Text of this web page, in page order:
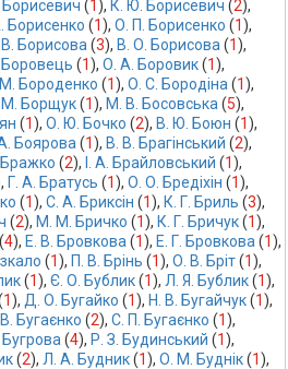
Борисевич (1), К. Ю. Борисевич (2),
Борисенко (1), О. П. Борисенко (1),
Борисова (3), В. О. Борисова (1),
Боровець (1), О. А. Боровик (1),
Бороденко (1), О. С. Бородіна (1),
М. Борщук (1), М. В. Босовська (5),
(1), О. Ю. Бочко (2), В. Ю. Боюн (1),
Боярова (1), В. В. Брагінський (2),
(2), І. А. Брайловський (1),
Г. А. Братусь (1), О. О. Бредіхін (1),
(1), С. А. Бриксін (1), К. Г. Бриль (3),
(2), М. М. Бричко (1), К. Г. Бричук (1),
(4), Е. В. Бровкова (1), Е. Г. Бровкова (1),
(1), П. В. Брінь (1), О. В. Бріт (1),
(1), Є. О. Бублик (1), Л. Я. Бублик (1),
1), Д. О. Бугайко (1), Н. В. Бугайчук (1),
Бугаєнко (2), С. П. Бугаєнко (1),
(4), Р. З. Будинський (1),
(2), Л. А. Будник (1), О. М. Буднік (1),